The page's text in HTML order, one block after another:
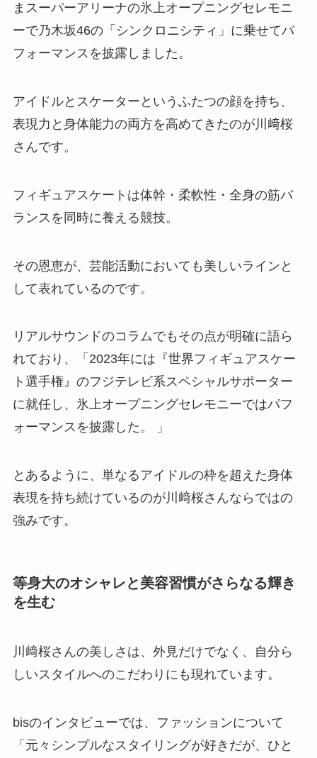
まスーパーアリーナの氷上オープニングセレモニ
ーで乃木坂46の「シンクロニシティ」に乗せてパ
フォーマンスを披露しました。
アイドルとスケーターというふたつの顔を持ち、
表現力と身体能力の両方を高めてきたのが川﨑桜
さんです。
フィギュアスケートは体幹・柔軟性・全身の筋バ
ランスを同時に養える競技。
その恩恵が、芸能活動においても美しいラインと
して表れているのです。
リアルサウンドのコラムでもその点が明確に語ら
れており、「2023年には『世界フィギュアスケー
ト選手権』のフジテレビ系スペシャルサポーター
に就任し、氷上オープニングセレモニーではパフ
ォーマンスを披露した。 」
とあるように、単なるアイドルの枠を超えた身体
表現を持ち続けているのが川﨑桜さんならではの
強みです。
等身大のオシャレと美容習慣がさらなる輝き
を生む
川﨑桜さんの美しさは、外見だけでなく、自分ら
しいスタイルへのこだわりにも現れています。
bisのインタビューでは、ファッションについて
「元々シンプルなスタイリングが好きだが、ひと